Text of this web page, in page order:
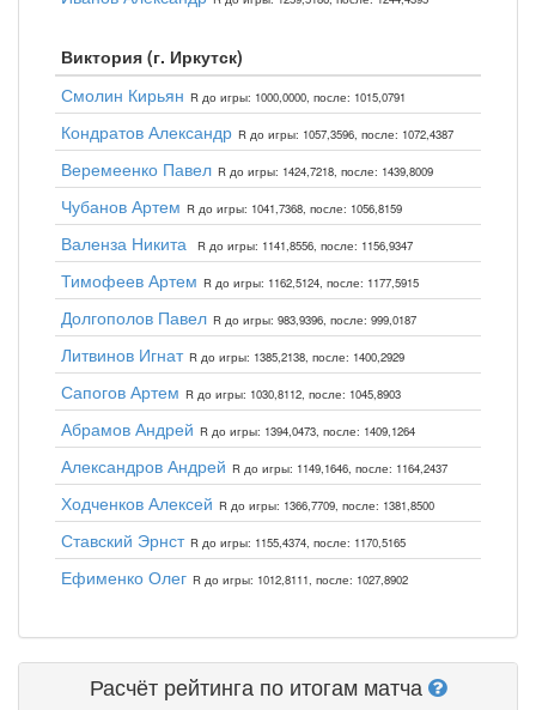
Виктория (г. Иркутск)
Смолин Кирьян R до игры: 1000,0000, после: 1015,0791
Кондратов Александр R до игры: 1057,3596, после: 1072,4387
Веремеенко Павел R до игры: 1424,7218, после: 1439,8009
Чубанов Артем R до игры: 1041,7368, после: 1056,8159
Валенза Никита R до игры: 1141,8556, после: 1156,9347
Тимофеев Артем R до игры: 1162,5124, после: 1177,5915
Долгополов Павел R до игры: 983,9396, после: 999,0187
Литвинов Игнат R до игры: 1385,2138, после: 1400,2929
Сапогов Артем R до игры: 1030,8112, после: 1045,8903
Абрамов Андрей R до игры: 1394,0473, после: 1409,1264
Александров Андрей R до игры: 1149,1646, после: 1164,2437
Ходченков Алексей R до игры: 1366,7709, после: 1381,8500
Ставский Эрнст R до игры: 1155,4374, после: 1170,5165
Ефименко Олег R до игры: 1012,8111, после: 1027,8902
Расчёт рейтинга по итогам матча